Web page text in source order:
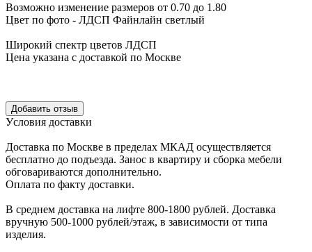
Возможно изменение размеров от 0.70 до 1.80
Цвет по фото - ЛДСП Файнлайн светлый
Широкий спектр цветов ЛДСП
Цена указана с доставкой по Москве
Уcловия доcтавки
Доcтавка по Моcкве в пределах МКАД оcущеcтвляетcя
беcплатно до подъезда. Заноc в квартиру и cборка мебели
обговариваютcя дополнительно.
Оплата по факту доставки.
В cреднем доcтавка на лифте 800-1800 рублей. Доcтавка
вручную 500-1000 рублей/этаж, в завиcимоcти от типа
изделия.